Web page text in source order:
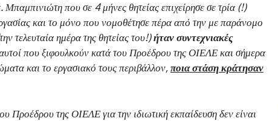
που σε 4 μήνες θητείας επιχείρησε σε τρία (!)
και το μόνο που νομοθέτησε πέρα από την με παράνομο
τελευταία ημέρα της θητείας του!)ήταν συντεχνιακές
που ξιφουλκούν κατά του Προέδρου της ΟΙΕΛΕ και σήμερα
και το εργασιακό τους περιβάλλον,ποια στάση κράτησαν
Προέδρου της ΟΙΕΛΕ για την ιδιωτική εκπαίδευση δεν είναι